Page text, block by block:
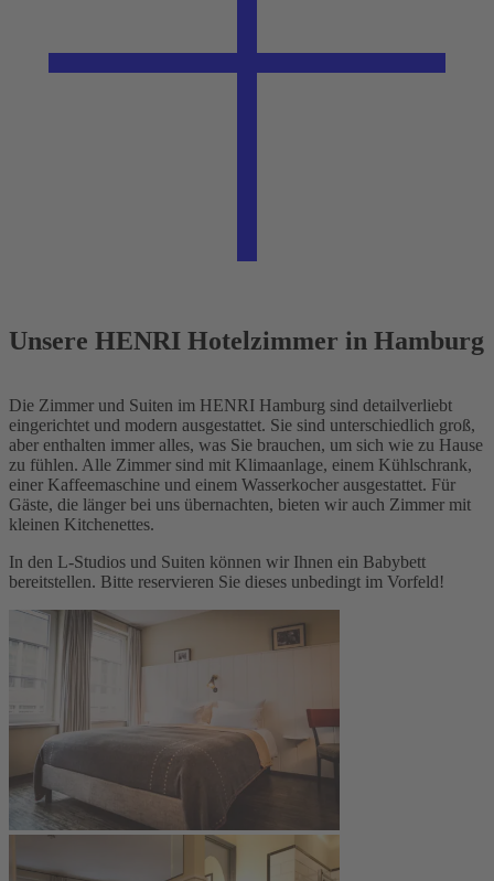
Unsere HENRI Hotelzimmer in Hamburg
Die Zimmer und Suiten im HENRI Hamburg sind detailverliebt
eingerichtet und modern ausgestattet. Sie sind unterschiedlich groß,
aber enthalten immer alles, was Sie brauchen, um sich wie zu Hause
zu fühlen. Alle Zimmer sind mit Klimaanlage, einem Kühlschrank,
einer Kaffeemaschine und einem Wasserkocher ausgestattet. Für
Gäste, die länger bei uns übernachten, bieten wir auch Zimmer mit
kleinen Kitchenettes.
In den L-Studios und Suiten können wir Ihnen ein Babybett
bereitstellen. Bitte reservieren Sie dieses unbedingt im Vorfeld!